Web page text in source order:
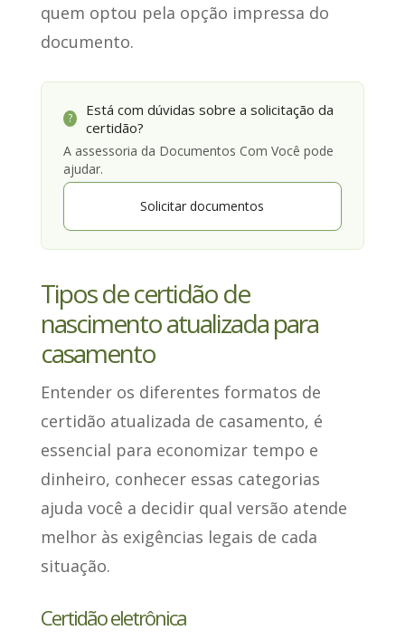
quem optou pela opção impressa do
documento.
?
Está com dúvidas sobre a solicitação da
certidão?
A assessoria da Documentos Com Você pode
ajudar.
Solicitar documentos
Tipos de certidão de
nascimento atualizada para
casamento
Entender os diferentes formatos de
certidão atualizada de casamento, é
essencial para economizar tempo e
dinheiro, conhecer essas categorias
ajuda você a decidir qual versão atende
melhor às exigências legais de cada
situação.
Certidão eletrônica